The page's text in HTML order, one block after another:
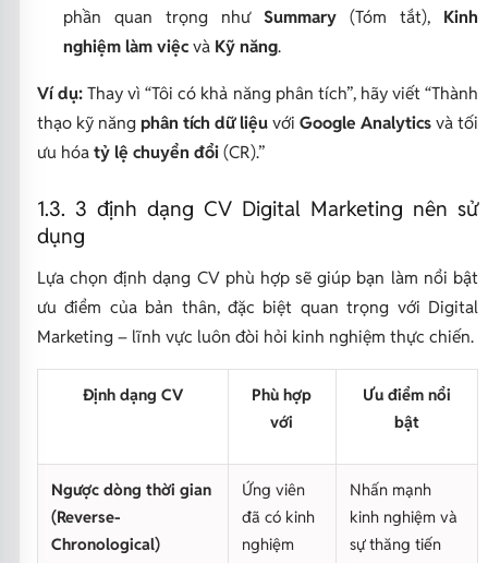
phần quan trọng như Summary(Tóm tắt), Kinh
nghiệm làm việcvà Kỹ năng.
Ví dụ: Thay vì“Tôi có khả năng phân tích”, hãy viết “Thành
thạo kỹ năng phân tích dữ liệuvới Google Analyticsvà tối
ưu hóa tỷ lệ chuyển đổi(CR).”
1.3. 3 định dạng CV Digital Marketing nên sử
dụng
Lựa chọn định dạng CV phù hợp sẽ giúp bạn làm nổi bật
ưu điểm của bản thân, đặc biệt quan trọng với Digital
Marketing – lĩnh vực luôn đòi hỏi kinh nghiệm thực chiến.
Định dạng CV
Phù hợp
với
Ưu điểm nổi
bật
Ngược dòng thời gian
(Reverse-
Chronological)
Ứng viên
đã có kinh
nghiệm
Nhấn mạnh
kinh nghiệm và
sự thăng tiến